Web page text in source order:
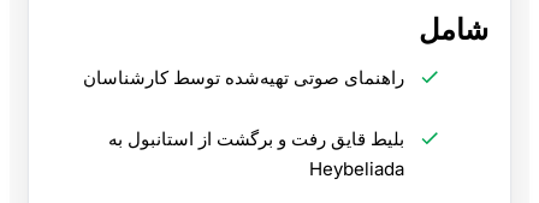
شامل
راهنمای صوتی تهیه‌شده توسط کارشناسان
بلیط قایق رفت و برگشت از استانبول به
Heybeliada